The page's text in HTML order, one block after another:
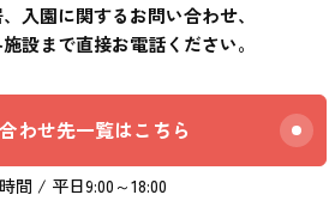
入園に関するお問い合わせ、
設まで直接お電話ください。
わせ先一覧はこちら
間 / 平日9:00～18:00